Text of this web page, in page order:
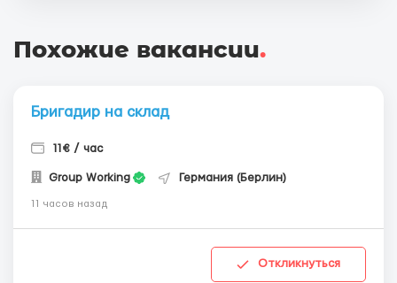
Похожие вакансии.
Бригадир на склад
11€ / час
Group Working Германия (Берлин)
11 часов назад
Откликнуться